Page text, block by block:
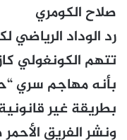
صلاح الكومري
رد الوداد الرياضي
تتهم الكونغولي
بأنه مهاجم سري
بطريقة غير
ونشر الفريق